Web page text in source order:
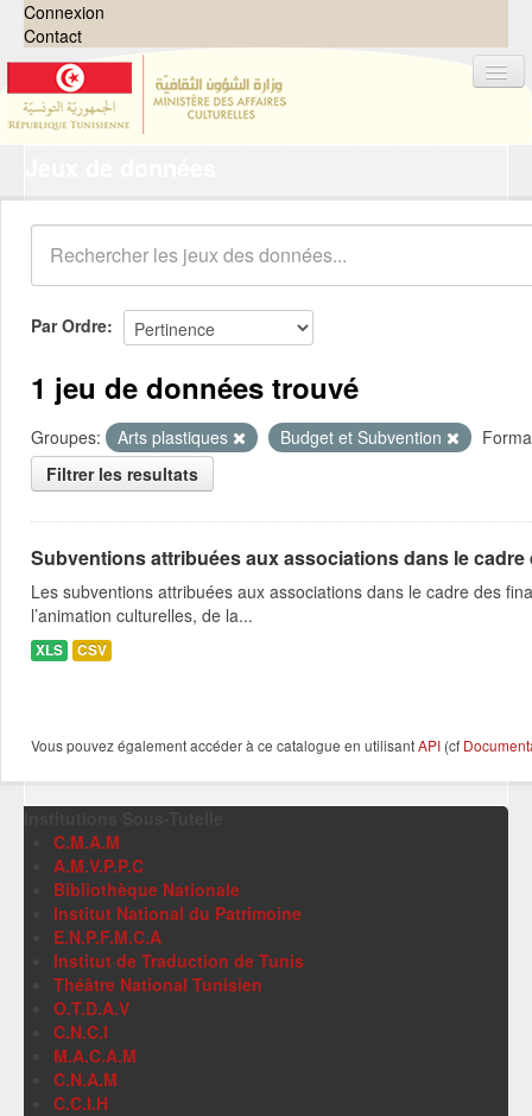
Connexion
Contact
Organisations
Groupes
Demandes 0
À propos
Par Ordre
1 jeu de données trouvé
Groupes: Arts plastiques Budget et Subvention
Filtrer les resultats
Subventions attribuées aux associations dans le
Les subventions attribuées aux associations dans le cadre des
l’animation culturelles, de la...
XLS CSV
Vous pouvez également accéder à ce catalogue en utilisantAPI (cf
C.M.A.M
A.M.V.P.P.C
Bibliothèque Nationale
Institut National du Patrimoine
E.N.P.F.M.C.A
Institut de Traduction de Tunis
Théâtre National Tunisien
O.T.D.A.V
C.N.C.I
M.A.C.A.M
C.N.A.M
C.C.I.H